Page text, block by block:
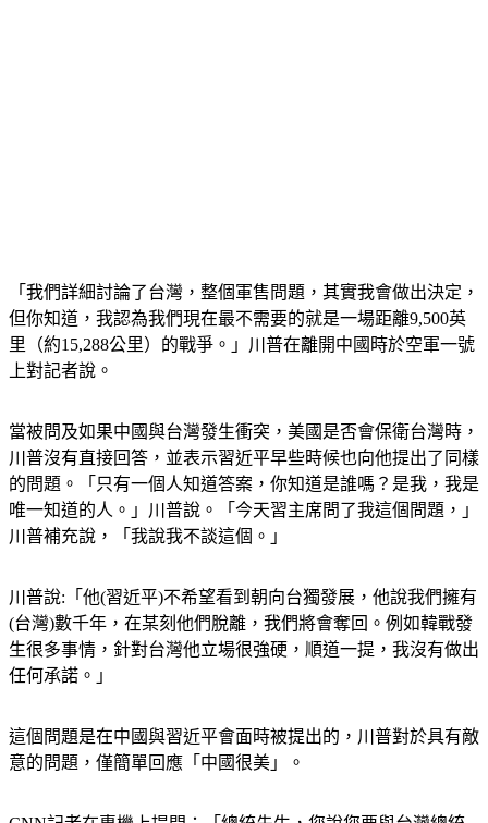
「我們詳細討論了台灣，整個軍售問題，其實我會做出決定，
但你知道，我認為我們現在最不需要的就是一場距離9,500英
里（約15,288公里）的戰爭。」川普在離開中國時於空軍一號
上對記者說。
當被問及如果中國與台灣發生衝突，美國是否會保衛台灣時，
川普沒有直接回答，並表示習近平早些時候也向他提出了同樣
的問題。「只有一個人知道答案，你知道是誰嗎？是我，我是
唯一知道的人。」川普說。「今天習主席問了我這個問題，」
川普補充說，「我說我不談這個。」
川普說:「他(習近平)不希望看到朝向台獨發展，他說我們擁有
(台灣)數千年，在某刻他們脫離，我們將會奪回。例如韓戰發
生很多事情，針對台灣他立場很強硬，順道一提，我沒有做出
任何承諾。」
這個問題是在中國與習近平會面時被提出的，川普對於具有敵
意的問題，僅簡單回應「中國很美」。